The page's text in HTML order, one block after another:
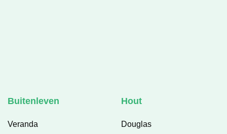
Buitenleven
Veranda
Hout
Douglas